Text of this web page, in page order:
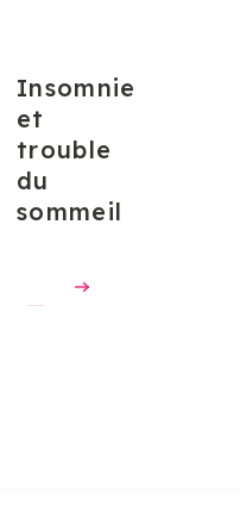
Insomnie
et
trouble
du
sommeil